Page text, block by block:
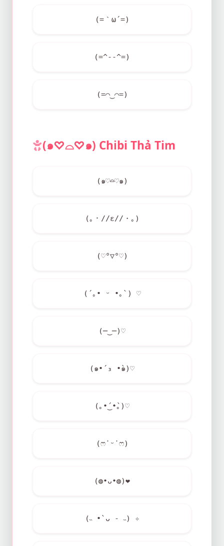
(=｀ω´=)
(=^--^=)
(=⌒‿⌒=)
(๑♡⌓♡๑) Chibi Thả Tim
(๑♡⌓♡๑)
(｡・//ε//・｡)
(♡°▽°♡)
(´｡• ᵕ •｡`) ♡
(─‿─)♡
(๑•́ ₃ •̀๑)♡
(｡•́‿•̀｡)♡
(ෆ˙ᵕ˙ෆ)
(◍•ᴗ•◍)❤
(˵ •̀ ᴗ - ˵) ✧